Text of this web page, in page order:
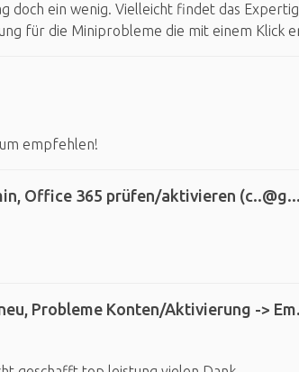
doch ein wenig. Vielleicht findet das
für die Miniprobleme die mit einem Klick
empfehlen!
Office 365 prüfen/aktivieren (c..@g...
Probleme Konten/Aktivierung ->